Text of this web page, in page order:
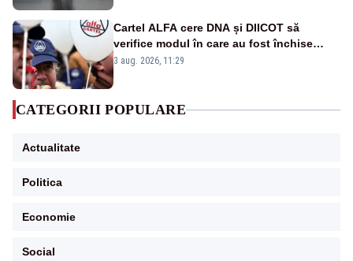
Cartel ALFA cere DNA și DIICOT să
verifice modul în care au fost închise
centralele pe cărbune
3 aug. 2026, 11:29
CATEGORII POPULARE
Actualitate
Politica
Economie
Social